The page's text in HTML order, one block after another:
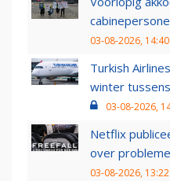
03-08-2026, 14:40
Turkish
winter
03-08-2026,
Netflix
over
03-08-2026, 13:22